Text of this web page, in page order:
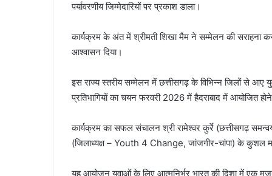
पर्यावरणीय जिम्मेदारियों पर प्रकाश डाला।
कार्यक्रम के अंत में श्रीमती शिखा मैम ने सम्मेलन की सराहना
आश्वासन दिया।
इस राज्य स्तरीय सम्मेलन में छत्तीसगढ़ के विभिन्न जिलों से
प्रतिभागियों का चयन फरवरी 2026 में हैदराबाद में आयोजित
कार्यक्रम का सफल संचालन श्री रामेश्वर कुर्रे (छत्तीसगढ़
(जिलाध्यक्ष – Youth 4 Change, जांजगीर-चांपा) के कुशल
यह आयोजन युवाओं के लिए आत्मनिर्भर भारत की दिशा में एक